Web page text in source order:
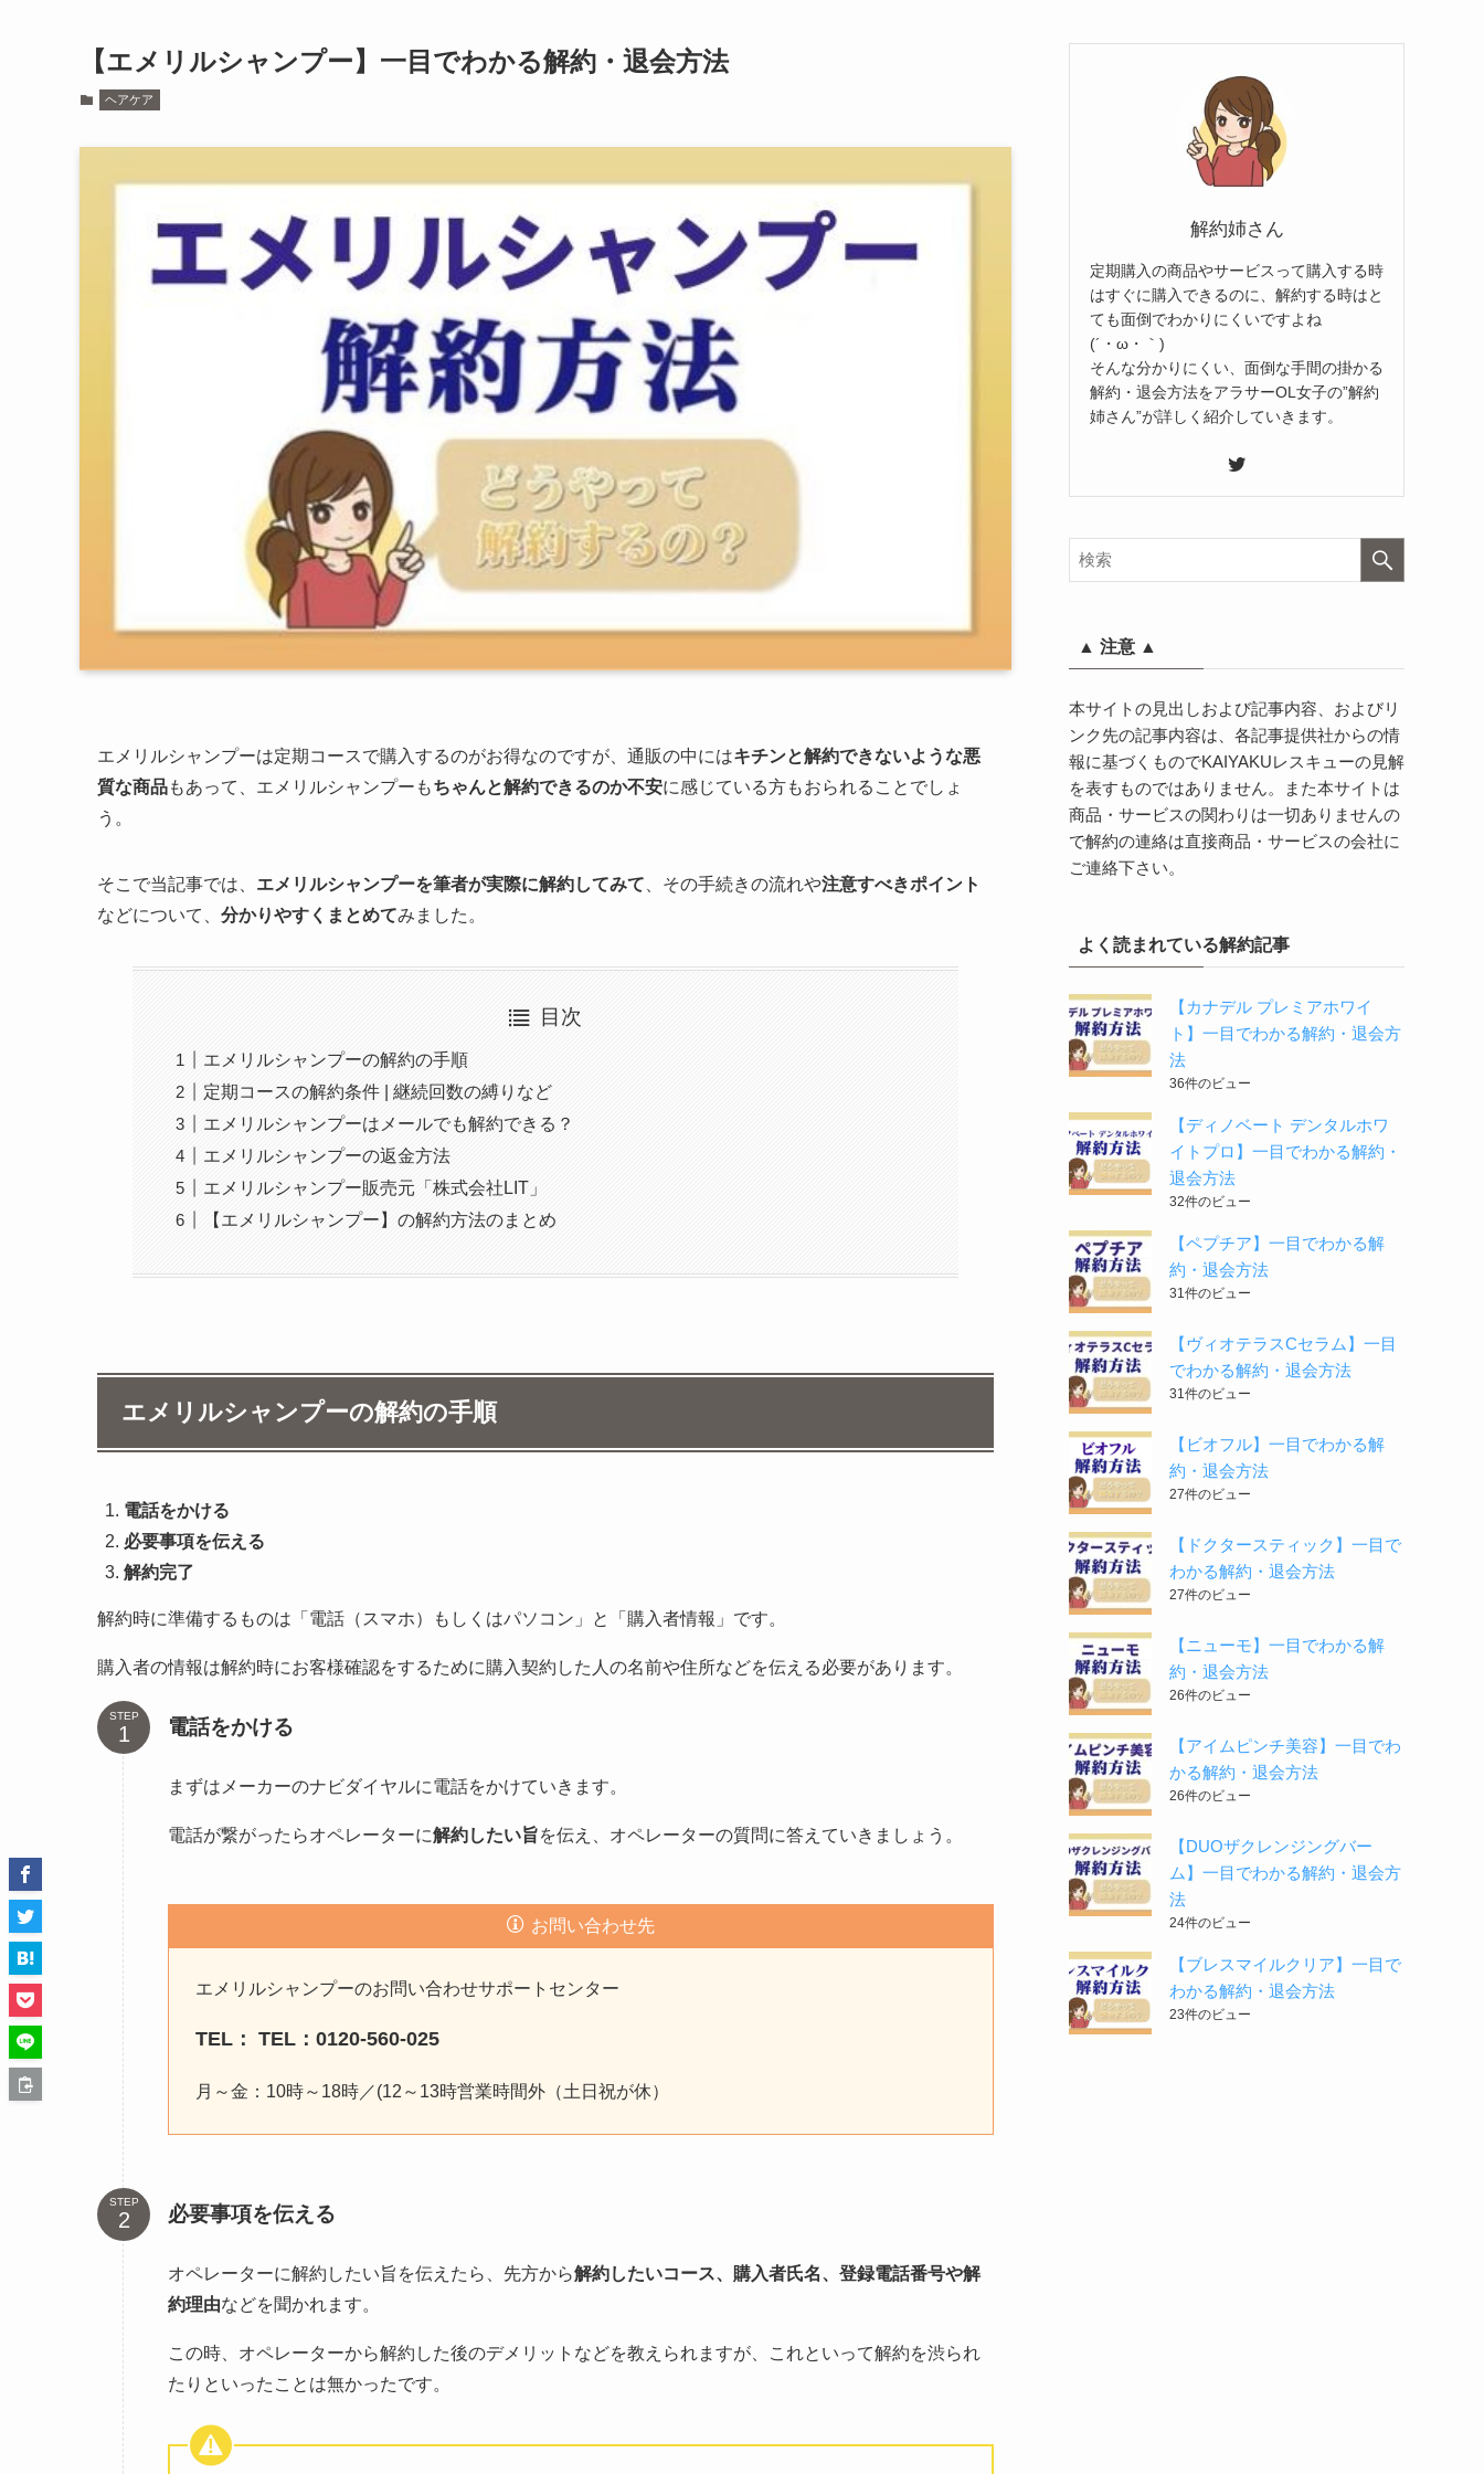
【エメリルシャンプー】一目でわかる解約・退会方法
ヘアケア
エメリルシャンプーは定期コースで購入するのがお得なのですが、通販の中にはキチンと解約できないような悪
質な商品もあって、エメリルシャンプーもちゃんと解約できるのか不安に感じている方もおられることでしょ
う。
そこで当記事では、 エメリルシャンプーを筆者が実際に解約してみて 、その手続きの流れや注意すべきポイント
などについて、 分かりやすくまとめてみました。
目次
エメリルシャンプーの解約の手順
定期コースの解約条件 | 継続回数の縛りなど
エメリルシャンプーはメールでも解約できる？
エメリルシャンプーの返金方法
エメリルシャンプー販売元「株式会社LIT」
【エメリルシャンプー】の解約方法のまとめ
エメリルシャンプーの解約の手順
電話をかける
必要事項を伝える
解約完了
解約時に準備するものは「電話（スマホ）もしくはパソコン」と「購入者情報」です。
購入者の情報は解約時にお客様確認をするために購入契約した人の名前や住所などを伝える必要があります。
STEP 電話をかける
まずはメーカーのナビダイヤルに電話をかけていきます。
電話が繋がったらオペレーターに解約したい旨を伝え、オペレーターの質問に答えていきましょう。
お問い合わせ先
エメリルシャンプーのお問い合わせサポートセンター
TEL： TEL：0120-560-025
月～金：10時～18時／(12～13時営業時間外（土日祝が休）
STEP 必要事項を伝える
オペレーターに解約したい旨を伝えたら、先方から解約したいコース、購入者氏名、登録電話番号や解
約理由などを聞かれます。
この時、オペレーターから解約した後のデメリットなどを教えられますが、これといって解約を渋られ
たりといったことは無かったです。
解約姉さん
定期購入の商品やサービスって購入する時
はすぐに購入できるのに、解約する時はと
ても面倒でわかりにくいですよね
(´・ω・｀)
そんな分かりにくい、面倒な手間の掛かる
解約・退会方法をアラサーOL女子の”解約
姉さん”が詳しく紹介していきます。
▲ 注意 ▲
本サイトの見出しおよび記事内容、およびリ
ンク先の記事内容は、各記事提供社からの情
報に基づくものでKAIYAKUレスキューの見解
を表すものではありません。また本サイトは
商品・サービスの関わりは一切ありませんの
で解約の連絡は直接商品・サービスの会社に
ご連絡下さい。
よく読まれている解約記事
【カナデル プレミアホワイ
ト】一目でわかる解約・退会方
法
36件のビュー
【ディノベート デンタルホワ
イトプロ】一目でわかる解約・
退会方法
32件のビュー
【ペプチア】一目でわかる解
約・退会方法
31件のビュー
【ヴィオテラスCセラム】一目
でわかる解約・退会方法
31件のビュー
【ビオフル】一目でわかる解
約・退会方法
27件のビュー
【ドクタースティック】一目で
わかる解約・退会方法
27件のビュー
【ニューモ】一目でわかる解
約・退会方法
26件のビュー
【アイムピンチ美容】一目でわ
かる解約・退会方法
26件のビュー
【DUOザクレンジングバー
ム】一目でわかる解約・退会方
法
24件のビュー
【ブレスマイルクリア】一目で
わかる解約・退会方法
23件のビュー